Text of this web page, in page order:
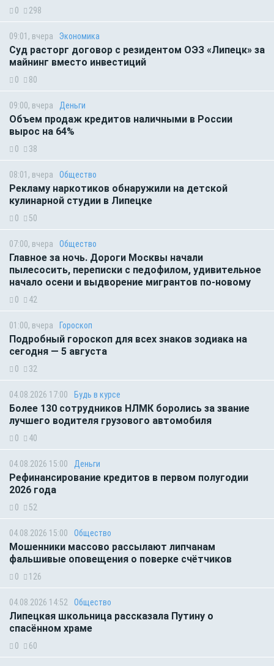
0 298
09:01, вчера Экономика
Суд расторг договор с резидентом ОЭЗ «Липецк» за
майнинг вместо инвестиций
0 80
09:00, вчера Деньги
Объем продаж кредитов наличными в России
вырос на 64%
0 38
08:01, вчера Общество
Рекламу наркотиков обнаружили на детской
кулинарной студии в Липецке
0 50
07:00, вчера Общество
Главное за ночь. Дороги Москвы начали
пылесосить, переписки с педофилом, удивительное
начало осени и выдворение мигрантов по-новому
0 42
01:00, вчера Гороскоп
Подробный гороскоп для всех знаков зодиака на
сегодня — 5 августа
0 32
04.08.2026 17:00 Будь в курсе
Более 130 сотрудников НЛМК боролись за звание
лучшего водителя грузового автомобиля
0 40
04.08.2026 15:00 Деньги
Рефинансирование кредитов в первом полугодии
2026 года
0 52
04.08.2026 15:00 Общество
Мошенники массово рассылают липчанам
фальшивые оповещения о поверке счётчиков
0 126
04.08.2026 14:52 Общество
Липецкая школьница рассказала Путину о
спасённом храме
0 60